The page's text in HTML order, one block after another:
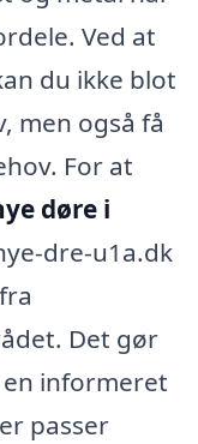
Ved at
du ikke blot
men også få
For at
døre i
dre-u1a.dk
Det gør
informeret
passer